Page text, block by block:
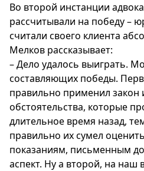
Во второй инстанции
рассчитывали на победу –
считали своего клиента
Мелков рассказывает:
– Дело удалось выиграть.
составляющих победы.
правильно применил закон
обстоятельства, которые
длительное время назад,
правильно их сумел
показаниям, письменным
аспект. Ну а второй, на наш